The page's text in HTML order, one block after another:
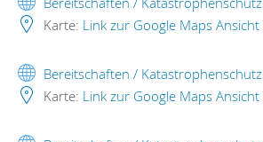
Karte: Link zur Google Maps Ansicht
Bereitschaften / Katastrophenschutz
Karte: Link zur Google Maps Ansicht